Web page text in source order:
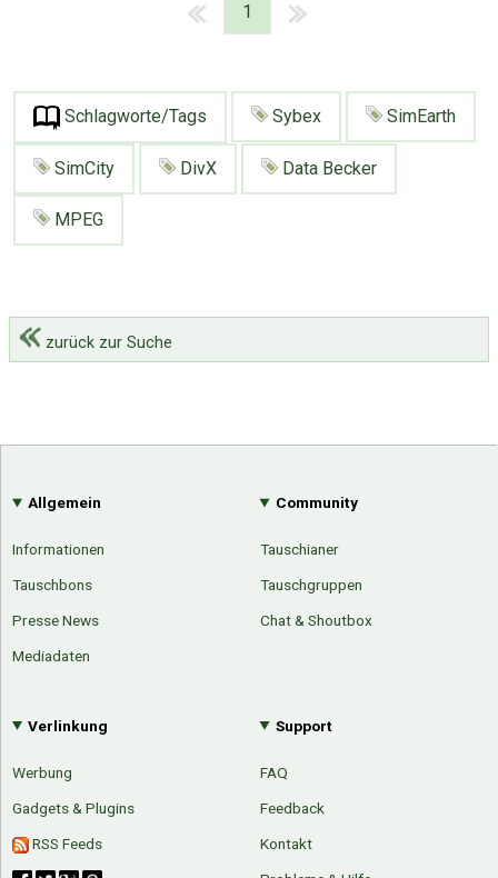
1
Schlagworte/Tags Sybex SimEarth
SimCity DivX Data Becker
MPEG
zurück zur Suche
Allgemein
Informationen
Tauschbons
Presse News
Mediadaten
Community
Tauschianer
Tauschgruppen
Chat & Shoutbox
Verlinkung
Werbung
Gadgets & Plugins
RSS Feeds
Support
FAQ
Feedback
Kontakt